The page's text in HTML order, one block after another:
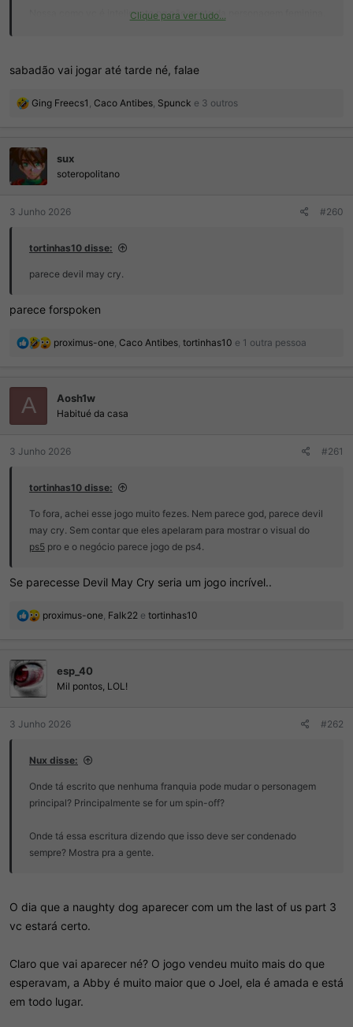
Nossa como vc é inteligente pq não gosta da personagem feminina.
Clique para ver tudo...
sabadão vai jogar até tarde né, falae
R
õ
e
s
Ging Freecs1 Caco Antibes Spunck e 3 outros
sux
soteropolitano
3 Junho 2026 #260
tortinhas10 disse:
parece devil may cry.
parece forspoken
R
õ
e
proximus-one Caco Antibes tortinhas10 e 1 outra pessoa
A Aosh1w
Habitué da casa
3 Junho 2026 #261
tortinhas10 disse:
To fora, achei esse jogo muito fezes. Nem parece god, parece devil
may cry. Sem contar que eles apelaram para mostrar o visual do
ps5 pro e o negócio parece jogo de ps4.
Se parecesse Devil May Cry seria um jogo incrível..
R
õ
s
proximus-one Falk22 e tortinhas10
esp_40
Mil pontos, LOL!
3 Junho 2026 #262
Nux disse:
Onde tá escrito que nenhuma franquia pode mudar o personagem
principal? Principalmente se for um spin-off?
Onde tá essa escritura dizendo que isso deve ser condenado
sempre? Mostra pra a gente.
O dia que a naughty dog aparecer com um the last of us part 3
vc estará certo.
Claro que vai aparecer né? O jogo vendeu muito mais do que
esperavam, a Abby é muito maior que o Joel, ela é amada e está
em todo lugar.